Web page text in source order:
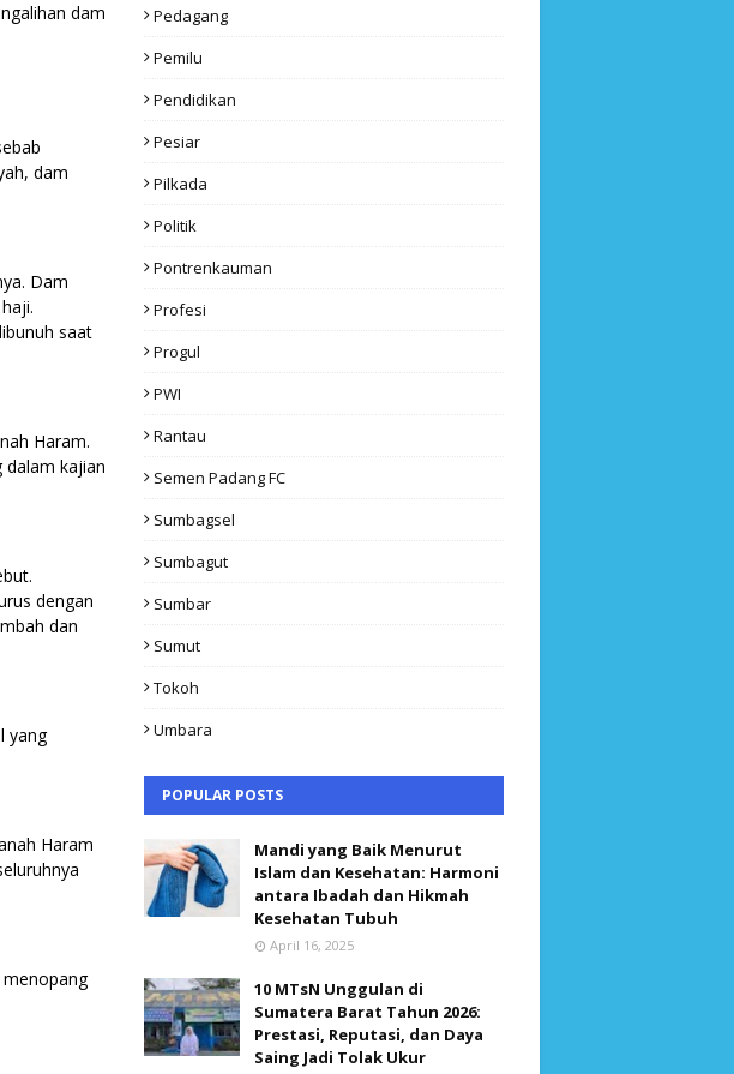
dam
dam
Dam
saat
Haram.
dalam kajian
dengan
dan
yang
Haram
menopang
Pedagang
Pemilu
Pendidikan
Pesiar
Pilkada
Politik
Pontrenkauman
Profesi
Progul
PWI
Rantau
Semen Padang FC
Sumbagsel
Sumbagut
Sumbar
Sumut
Tokoh
Umbara
POPULAR POSTS
Mandi yang Baik Menurut
Islam dan Kesehatan: Harmoni
antara Ibadah dan Hikmah
Kesehatan Tubuh
April 16, 2025
10 MTsN Unggulan di
Sumatera Barat Tahun 2026:
Prestasi, Reputasi, dan Daya
Saing Jadi Tolak Ukur